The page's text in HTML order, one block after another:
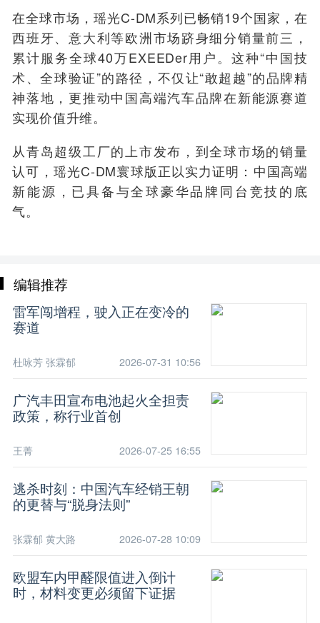
在全球市场，瑶光C-DM系列已畅销19个国家，在
西班牙、意大利等欧洲市场跻身细分销量前三，
累计服务全球40万EXEEDer用户。这种“中国技
术、全球验证”的路径，不仅让“敢超越”的品牌精
神落地，更推动中国高端汽车品牌在新能源赛道
实现价值升维。
从青岛超级工厂的上市发布，到全球市场的销量
认可，瑶光C-DM寰球版正以实力证明：中国高端
新能源，已具备与全球豪华品牌同台竞技的底
气。
编辑推荐
雷军闯增程，驶入正在变冷的
赛道
杜咏芳 张霖郁 2026-07-31 10:56
广汽丰田宣布电池起火全担责
政策，称行业首创
王菁 2026-07-25 16:55
逃杀时刻：中国汽车经销王朝
的更替与“脱身法则”
张霖郁 黄大路 2026-07-28 10:09
欧盟车内甲醛限值进入倒计
时，材料变更必须留下证据